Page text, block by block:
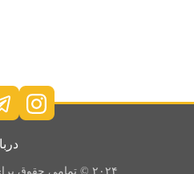
۲۰۲۴ © تمامی حقوق برای وب سایت مثبت خودرو محفوظ است.